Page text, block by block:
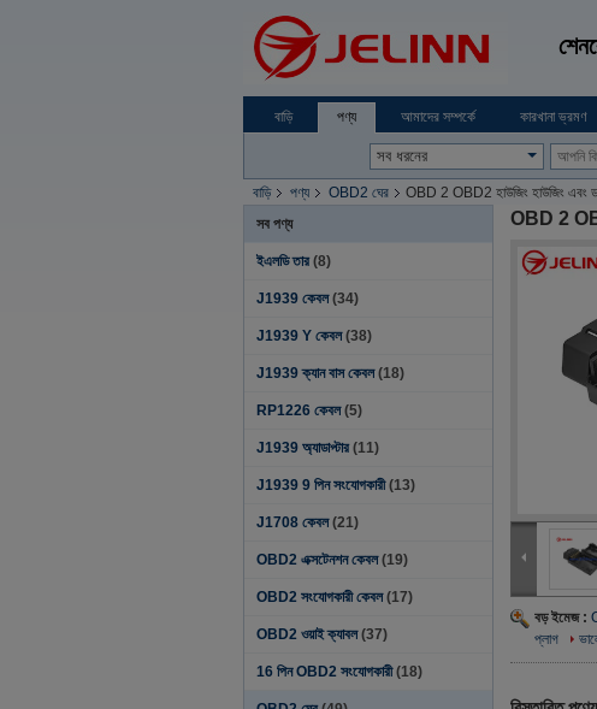
বাড়ি পণ্য আমাদের সম্পর্কে কারখানা ভ্রমণ
বাড়ি পণ্য OBD2 ঘের OBD 2 OBD2 হাউজিং হাউজিং এবং
সব পণ্য
ইএলডি তার (8)
J1939 কেবল (34)
J1939 Y কেবল (38)
J1939 ক্যান বাস কেবল (18)
RP1226 কেবল (5)
J1939 অ্যাডাপ্টার (11)
J1939 9 পিন সংযোগকারী (13)
J1708 কেবল (21)
OBD2 এক্সটেনশন কেবল (19)
OBD2 সংযোগকারী কেবল (17)
OBD2 ওয়াই ক্যাবল (37)
16 পিন OBD2 সংযোগকারী (18)
OBD 2
বড় ইমেজ :
প্লাগ